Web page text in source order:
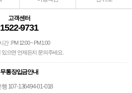
고객센터
1522-9731
간 : PM 12:00 ~ PM 1:00
있으면 언제든지 문의주세요.
무통장입금안내
107-136494-01-018